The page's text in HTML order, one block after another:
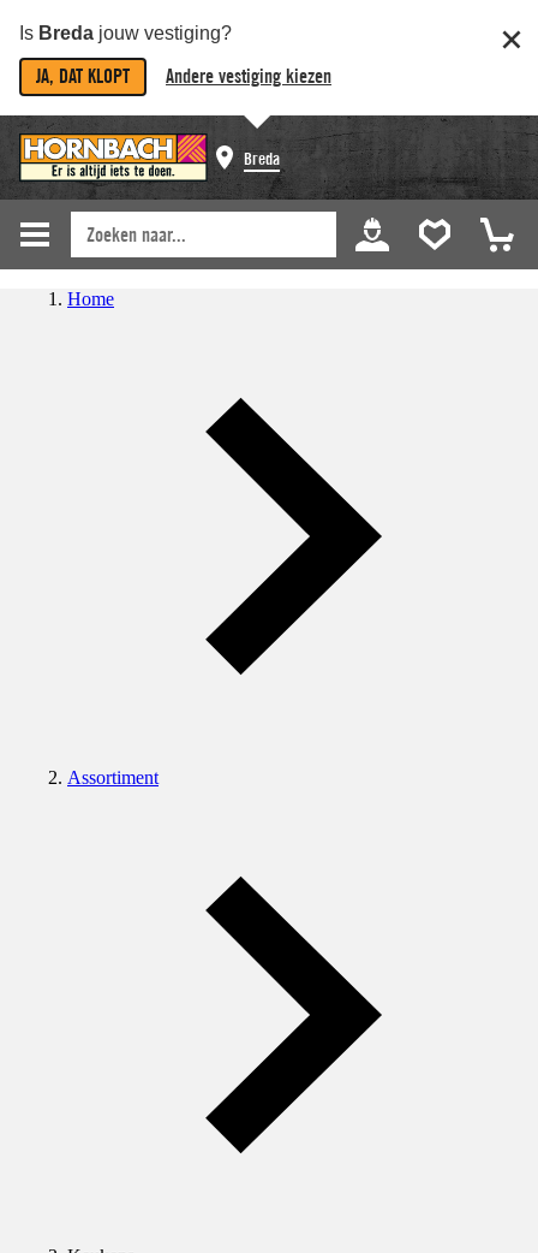
Is Breda jouw vestiging?
JA, DAT KLOPT Andere vestiging kiezen
Breda
Home
Assortiment